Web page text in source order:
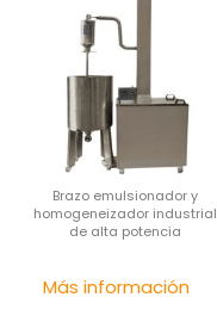
Brazo emulsionador y
homogeneizador industrial
de alta potencia
Más información